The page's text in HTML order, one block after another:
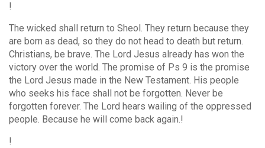
!
The wicked shall return to Sheol. They return because they
are born as dead, so they do not head to death but return.
Christians, be brave. The Lord Jesus already has won the
victory over the world. The promise of Ps 9 is the promise
the Lord Jesus made in the New Testament. His people
who seeks his face shall not be forgotten. Never be
forgotten forever. The Lord hears wailing of the oppressed
people. Because he will come back again.!
!